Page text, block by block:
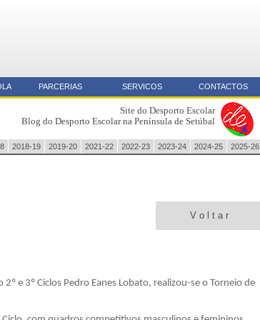
V o l t a r
2018-19 2019-20 2021-22 2022-23 2023-24 2024-25 2025-26
e 3º Ciclos Pedro Eanes Lobato, realizou-se o Torneio de
Site do Desporto Escolar
Blog do Desporto Escolar na Península de Setúbal
PARCERIAS SERVICOS CONTACTOS